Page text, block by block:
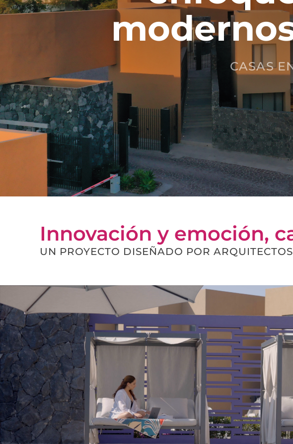
CASAS
Innovación y emoción,
UN PROYECTO DISEÑADO POR